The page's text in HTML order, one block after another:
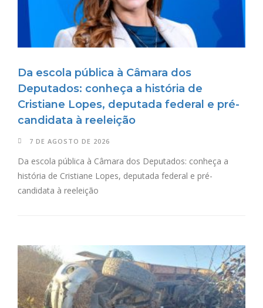
Da escola pública à Câmara dos
Deputados: conheça a história de
Cristiane Lopes, deputada federal e pré-
candidata à reeleição
7 DE AGOSTO DE 2026
Da escola pública à Câmara dos Deputados: conheça a
história de Cristiane Lopes, deputada federal e pré-
candidata à reeleição